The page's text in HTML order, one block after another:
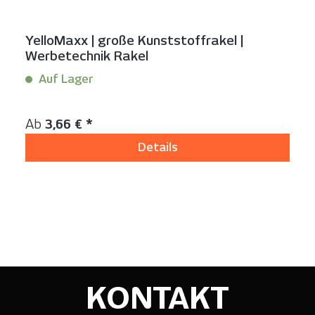
YelloMaxx | große Kunststoffrakel |
Werbetechnik Rakel
Auf Lager
Regulärer Preis:
Ab 3,66 € *
Details
KONTAKT